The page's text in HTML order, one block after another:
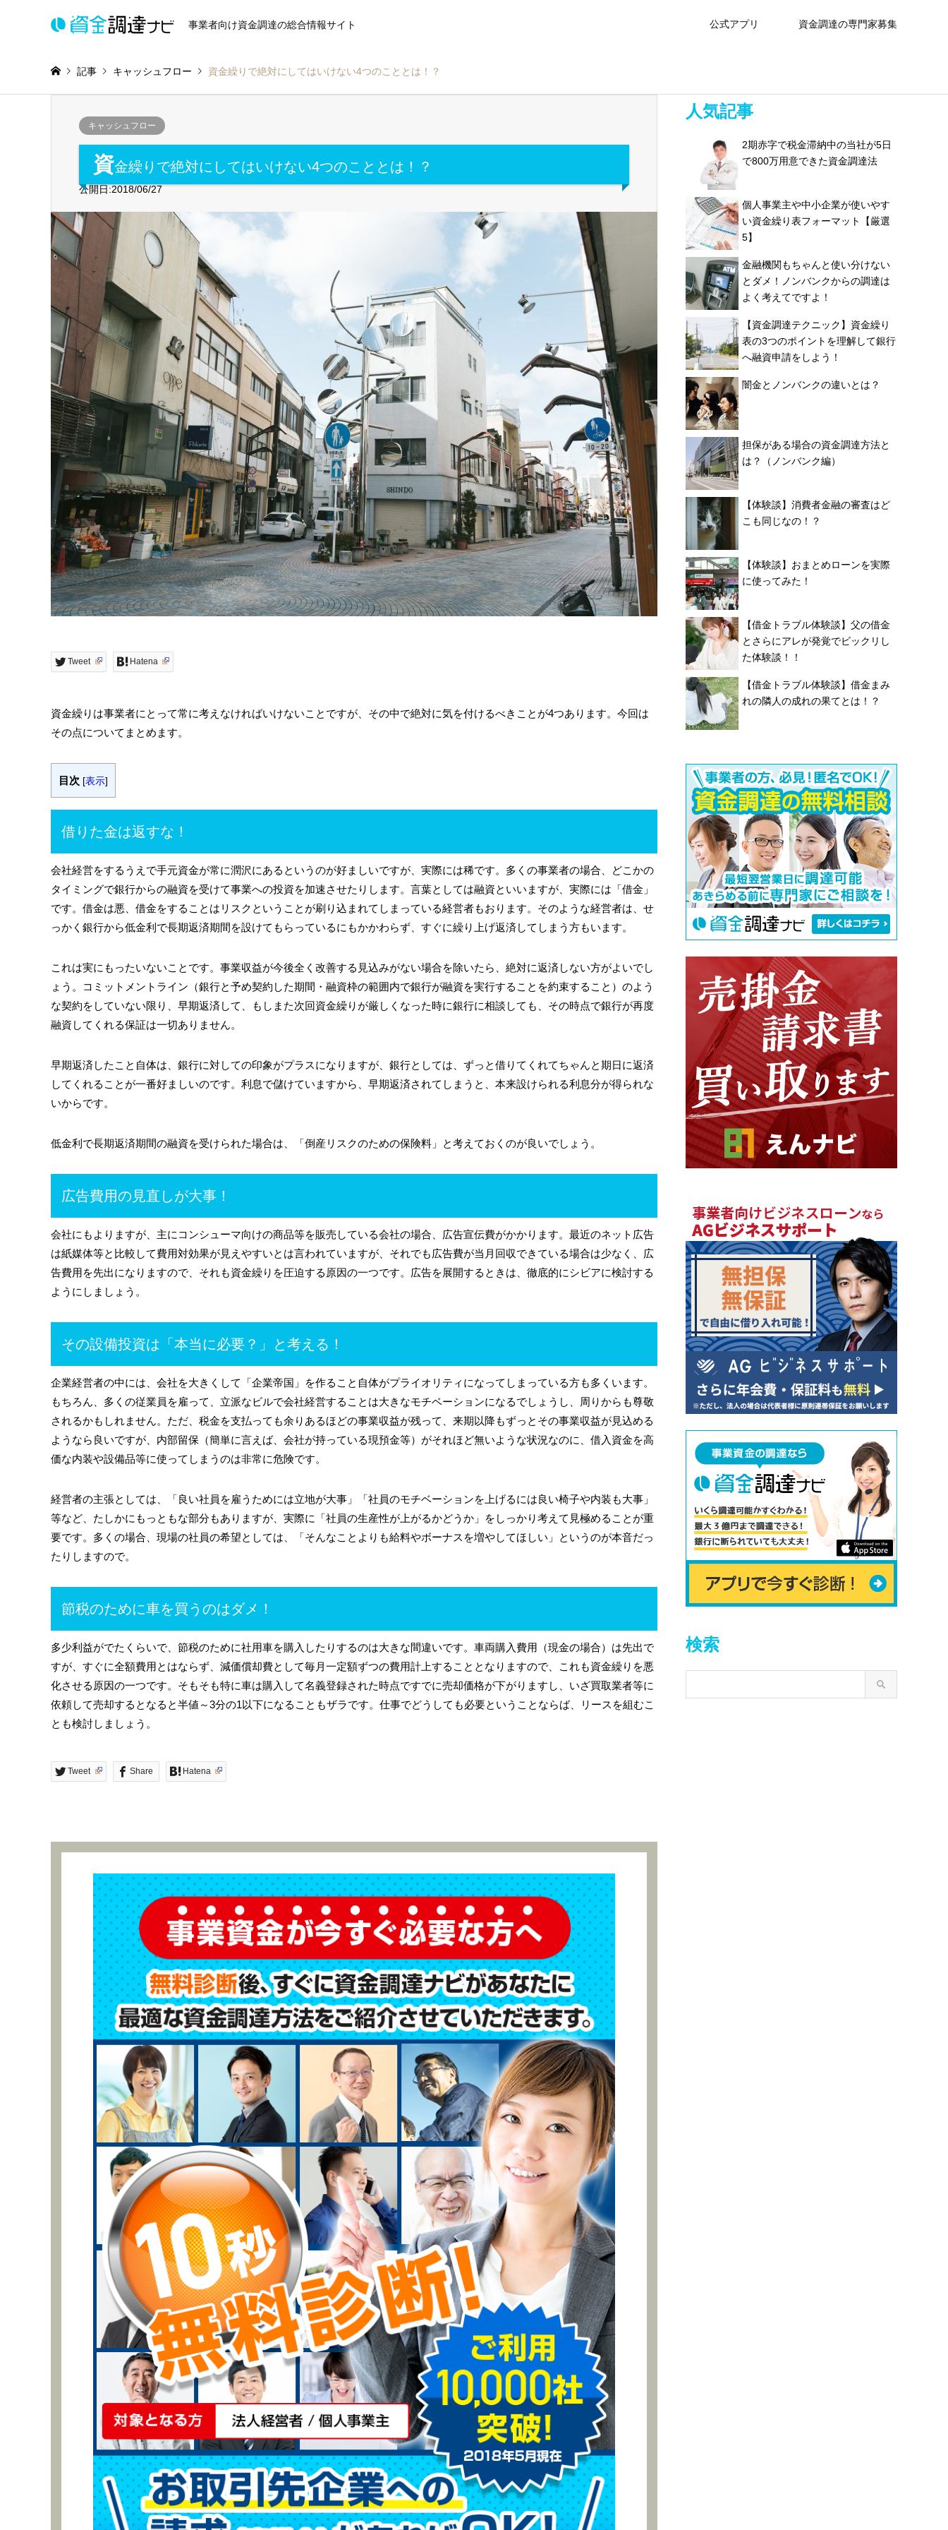
事業者向け資金調達の総合情報サイト 公式アプリ 資金調達の専門家募集
記事 キャッシュフロー 資金繰りで絶対にしてはいけない4つのこととは！？
キャッシュフロー
資金繰りで絶対にしてはいけない4つのこととは！？
公開日:2018/06/27
Tweet Hatena
資金繰りは事業者にとって常に考えなければいけないことですが、その中で絶対に気を付けるべきことが4つあります。今回は
その点についてまとめます。
目次 [表示]
借りた金は返すな！
会社経営をするうえで手元資金が常に潤沢にあるというのが好ましいですが、実際には稀です。多くの事業者の場合、どこかの
タイミングで銀行からの融資を受けて事業への投資を加速させたりします。言葉としては融資といいますが、実際には「借金」
です。借金は悪、借金をすることはリスクということが刷り込まれてしまっている経営者もおります。そのような経営者は、せ
っかく銀行から低金利で長期返済期間を設けてもらっているにもかかわらず、すぐに繰り上げ返済してしまう方もいます。
これは実にもったいないことです。事業収益が今後全く改善する見込みがない場合を除いたら、絶対に返済しない方がよいでし
ょう。コミットメントライン（銀行と予め契約した期間・融資枠の範囲内で銀行が融資を実行することを約束すること）のよう
な契約をしていない限り、早期返済して、もしまた次回資金繰りが厳しくなった時に銀行に相談しても、その時点で銀行が再度
融資してくれる保証は一切ありません。
早期返済したこと自体は、銀行に対しての印象がプラスになりますが、銀行としては、ずっと借りてくれてちゃんと期日に返済
してくれることが一番好ましいのです。利息で儲けていますから、早期返済されてしまうと、本来設けられる利息分が得られな
いからです。
低金利で長期返済期間の融資を受けられた場合は、「倒産リスクのための保険料」と考えておくのが良いでしょう。
広告費用の見直しが大事！
会社にもよりますが、主にコンシューマ向けの商品等を販売している会社の場合、広告宣伝費がかかります。最近のネット広告
は紙媒体等と比較して費用対効果が見えやすいとは言われていますが、それでも広告費が当月回収できている場合は少なく、広
告費用を先出になりますので、それも資金繰りを圧迫する原因の一つです。広告を展開するときは、徹底的にシビアに検討する
ようにしましょう。
その設備投資は「本当に必要？」と考える！
企業経営者の中には、会社を大きくして「企業帝国」を作ること自体がプライオリティになってしまっている方も多くいます。
もちろん、多くの従業員を雇って、立派なビルで会社経営することは大きなモチベーションになるでしょうし、周りからも尊敬
されるかもしれません。ただ、税金を支払っても余りあるほどの事業収益が残って、来期以降もずっとその事業収益が見込める
ようなら良いですが、内部留保（簡単に言えば、会社が持っている現預金等）がそれほど無いような状況なのに、借入資金を高
価な内装や設備品等に使ってしまうのは非常に危険です。
経営者の主張としては、「良い社員を雇うためには立地が大事」「社員のモチベーションを上げるには良い椅子や内装も大事」
等など、たしかにもっともな部分もありますが、実際に「社員の生産性が上がるかどうか」をしっかり考えて見極めることが重
要です。多くの場合、現場の社員の希望としては、「そんなことよりも給料やボーナスを増やしてほしい」というのが本音だっ
たりしますので。
節税のために車を買うのはダメ！
多少利益がでたくらいで、節税のために社用車を購入したりするのは大きな間違いです。車両購入費用（現金の場合）は先出で
すが、すぐに全額費用とはならず、減価償却費として毎月一定額ずつの費用計上することとなりますので、これも資金繰りを悪
化させる原因の一つです。そもそも特に車は購入して名義登録された時点ですでに売却価格が下がりますし、いざ買取業者等に
依頼して売却するとなると半値～3分の1以下になることもザラです。仕事でどうしても必要ということならば、リースを組むこ
とも検討しましょう。
Tweet Share Hatena
人気記事
2期赤字で税金滞納中の当社が5日
で800万用意できた資金調達法
個人事業主や中小企業が使いやす
い資金繰り表フォーマット【厳選
5】
金融機関もちゃんと使い分けない
とダメ！ノンバンクからの調達は
よく考えてですよ！
【資金調達テクニック】資金繰り
表の3つのポイントを理解して銀行
へ融資申請をしよう！
闇金とノンバンクの違いとは？
担保がある場合の資金調達方法と
は？（ノンバンク編）
【体験談】消費者金融の審査はど
こも同じなの！？
【体験談】おまとめローンを実際
に使ってみた！
【借金トラブル体験談】父の借金
とさらにアレが発覚でビックリし
た体験談！！
【借金トラブル体験談】借金まみ
れの隣人の成れの果てとは！？
検索